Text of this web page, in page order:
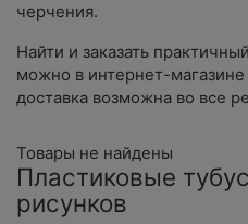
черчения.
Найти и заказать
можно в интернет-
доставка возможна во все
Товары не найдены
Пластиковые
рисунков